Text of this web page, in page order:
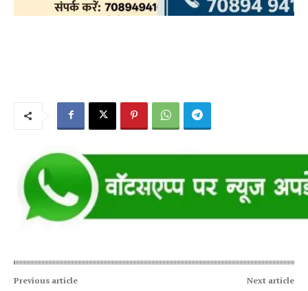
Previous article Next article